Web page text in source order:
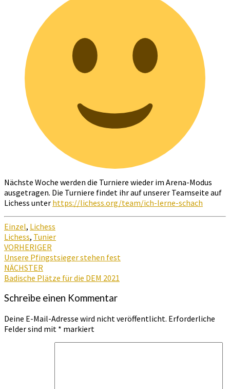
Nächste Woche werden die Turniere wieder im Arena-Modus
ausgetragen. Die Turniere findet ihr auf unserer Teamseite auf
Lichess unter https://lichess.org/team/ich-lerne-schach
Einzel, Lichess
Lichess, Tunier
Beitragsnavigation
VORHERIGER
Unsere Pfingstsieger stehen fest
NÄCHSTER
Badische Plätze für die DEM 2021
Schreibe einen Kommentar
Deine E-Mail-Adresse wird nicht veröffentlicht. Erforderliche
Felder sind mit * markiert